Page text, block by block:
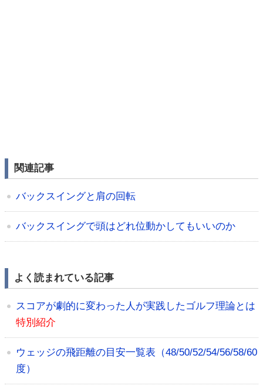
関連記事
バックスイングと肩の回転
バックスイングで頭はどれ位動かしてもいいのか
よく読まれている記事
スコアが劇的に変わった人が実践したゴルフ理論とは
特別紹介
ウェッジの飛距離の目安一覧表（48/50/52/54/56/58/60
度）